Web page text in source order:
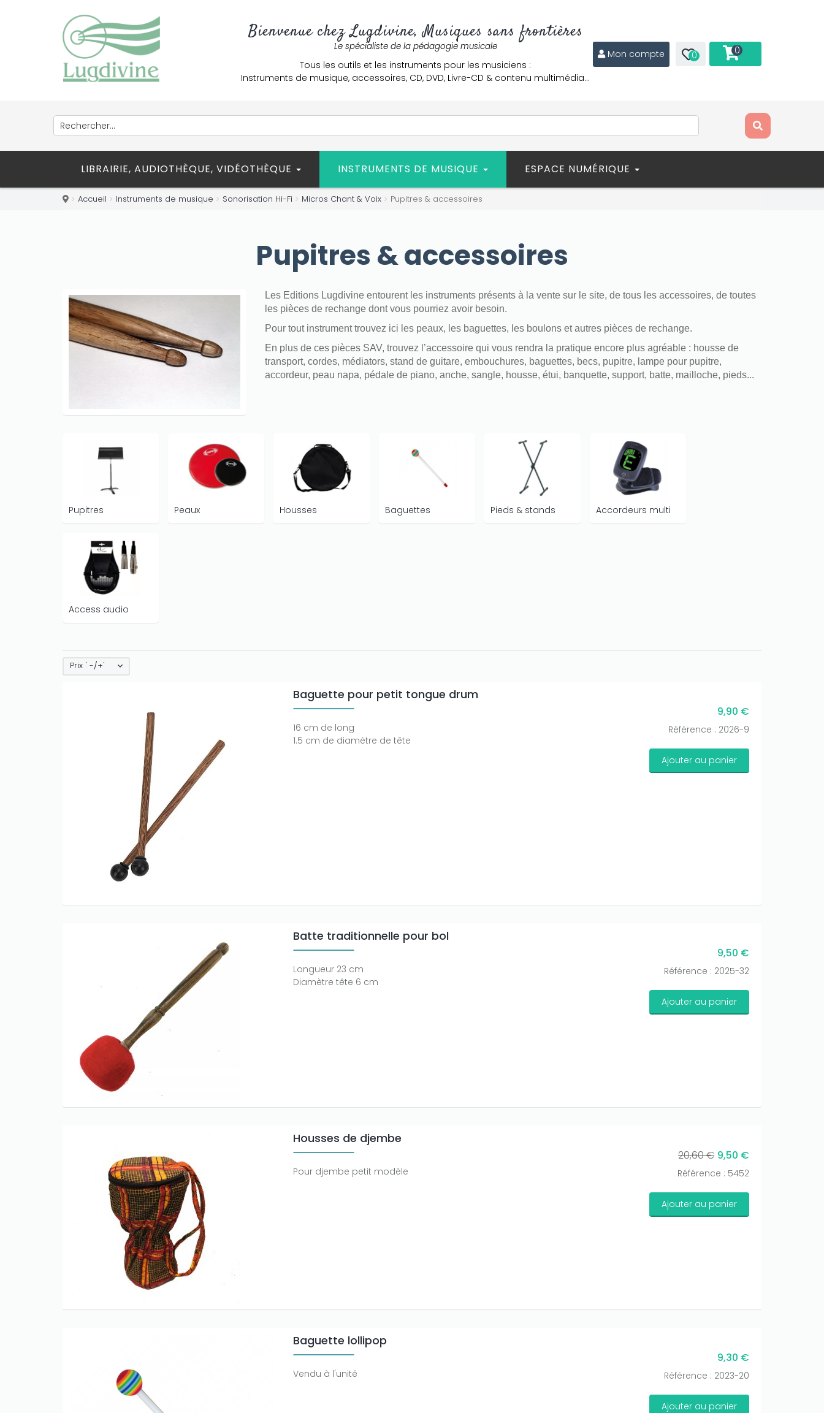
Bienvenue chez Lugdivine, Musiques sans frontières
Le spécialiste de la pédagogie musicale
Tous les outils et les instruments pour les musiciens :
Instruments de musique, accessoires, CD, DVD, Livre-CD & contenu multimédia…
Mon compte 0 0
LIBRAIRIE, AUDIOTHÈQUE, VIDÉOTHÈQUE INSTRUMENTS DE MUSIQUE ESPACE NUMÉRIQUE
Accueil Instruments de musique Sonorisation Hi-Fi Micros Chant & Voix Pupitres & accessoires
Pupitres & accessoires
Les Editions Lugdivine entourent les instruments présents à la vente sur le site, de tous les accessoires, de toutes
les pièces de rechange dont vous pourriez avoir besoin.
Pour tout instrument trouvez ici les peaux, les baguettes, les boulons et autres pièces de rechange.
En plus de ces pièces SAV, trouvez l’accessoire qui vous rendra la pratique encore plus agréable : housse de
transport, cordes, médiators, stand de guitare, embouchures, baguettes, becs, pupitre, lampe pour pupitre,
accordeur, peau napa, pédale de piano, anche, sangle, housse, étui, banquette, support, batte, mailloche, pieds...
Pupitres Peaux Housses Baguettes Pieds & stands Accordeurs multi
Access audio
Prix ' -/+'
Baguette pour petit tongue drum
16 cm de long
1.5 cm de diamètre de tête
9,90 €
Référence : 2026-9
Ajouter au panier
Batte traditionnelle pour bol
Longueur 23 cm
Diamètre tête 6 cm
9,50 €
Référence : 2025-32
Ajouter au panier
Housses de djembe
Pour djembe petit modèle
20,60 € 9,50 €
Référence : 5452
Ajouter au panier
Baguette lollipop
Vendu à l'unité
9,30 €
Référence : 2023-20
Ajouter au panier